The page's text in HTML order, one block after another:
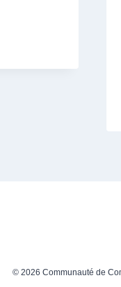
© 2026 Communauté de